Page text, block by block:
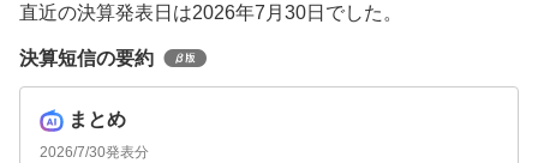
直近の決算発表日は2026年7月30日でした。
決算短信の要約
まとめ
2026/7/30発表分